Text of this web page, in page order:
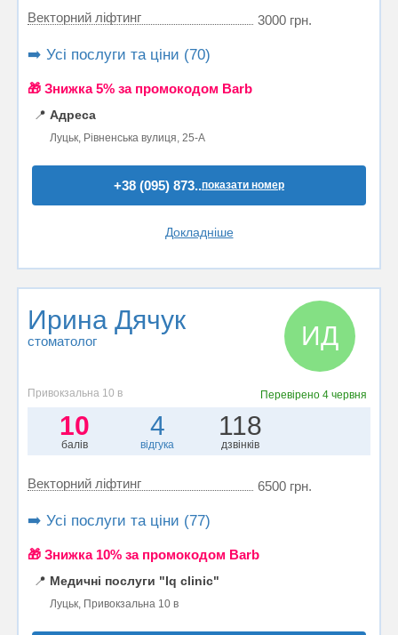
Векторний ліфтинг 3000 грн.
➡️ Усі послуги та ціни (70)
🎁 Знижка 5% за промокодом Barb
📍 Адреса
Луцьк, Рівненська вулиця, 25-А
+38 (095) 873..показати номер
Докладніше
Ирина Дячук
стоматолог ИД
Привокзальна 10 в Перевірено 4 червня
10
балів
4
відгука
118
дзвінків
Векторний ліфтинг 6500 грн.
➡️ Усі послуги та ціни (77)
🎁 Знижка 10% за промокодом Barb
📍 Медичні послуги "Iq clinic"
Луцьк, Привокзальна 10 в